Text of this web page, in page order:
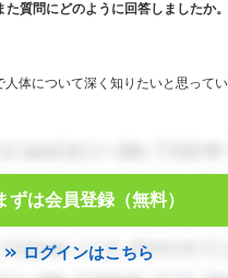
質問にどのように回答しましたか
体について深く知りたいと思ってい
ずは会員登録（無料）
ログインはこちら